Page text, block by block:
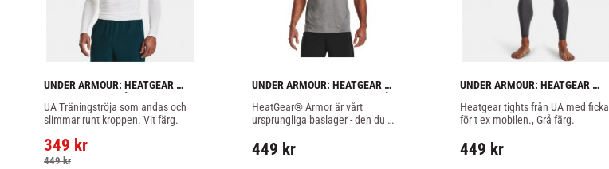
UNDER ARMOUR: HEATGEAR
ARMOUR COMP LÅNGÄRMAD -
VIT
UA Träningströja som andas och
slimmar runt kroppen. Vit färg.
349 kr
449kr
UNDER ARMOUR: HEATGEAR
ARMOUR FITTED TRÖJA - GRÅ
HeatGear® Armor är vårt
ursprungliga baslager - den du
färg.
449 kr
UNDER ARMOUR: HEATGEAR
KOMPRESSIONSBYXOR - GRÅ
Heatgear tights från UA med ficka
för t ex mobilen., Grå färg.
449 kr